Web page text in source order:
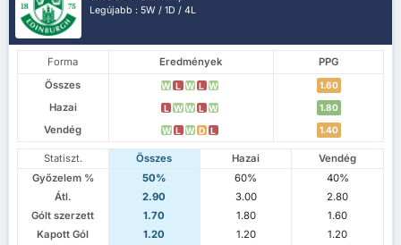
Legújabb : 5W / 1D / 4L
Forma Eredmények
PPG
Összes
W L W L W 1.60
Hazai L W W L W 1.80
Vendég W L W D L 1.40
Statiszt. Összes Hazai
Vendég
Győzelem %
50% 60%
40%
Átl.
2.90 3.00
2.80
Gólt szerzett
1.70 1.80
1.60
Kapott Gól
1.20 1.20
1.20